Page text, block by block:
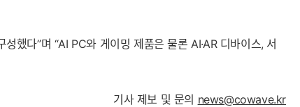
했다”며 “AI PC와 게이밍 제품은 물론 AI·AR 디바이스, 서
기사 제보 및 문의 news@cowave.kr